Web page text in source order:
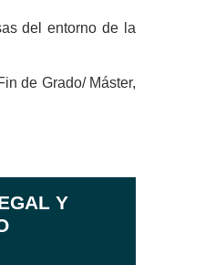
del entorno de la
de Grado/ Máster,
Y